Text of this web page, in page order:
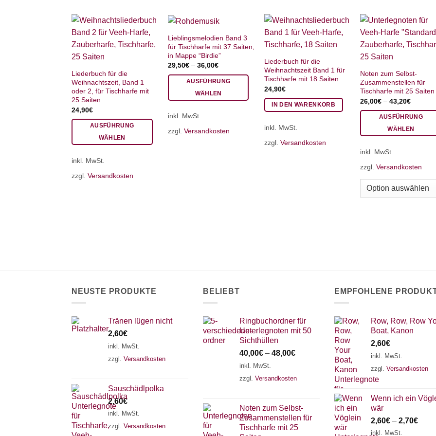
Liederbuch für die
Weihnachtszeit, Band 1
oder 2, für Tischharfe mit
25 Saiten
24,90€
AUSFÜHRUNG
WÄHLEN
Produkt
weist
werden
inkl. MwSt.
zzgl. Versandkosten
Lieblingsmelodien Band 3
für Tischharfe mit 37 Saiten,
in Mappe “Birdie”
29,50€– 36,00€
AUSFÜHRUNG
WÄHLEN
Produkt
weist
inkl. MwSt.
zzgl. Versandkosten
Liederbuch für die
Weihnachtszeit Band 1 für
Tischharfe mit 18 Saiten
24,90€
IN DEN WARENKORB
inkl. MwSt.
zzgl. Versandkosten
Noten zum Selbst-
Zusammenstellen für
Tischharfe mit 25 Saiten
26,00€ –43,20€
AUSFÜHRUNG
WÄHLEN
Produkt
weist
Varianten
auf.
werden
inkl. MwSt.
zzgl.Versandkosten
NEUSTE PRODUKTE
Tränen lügen nicht
2,60€
inkl. MwSt.
zzgl. Versandkosten
Sauschädlpolka
2,60€
inkl. MwSt.
zzgl. Versandkosten
BELIEBT
Ringbuchordner für
Unterlegnoten mit 50
Sichthüllen
40,00€ – 48,00€
inkl. MwSt.
zzgl. Versandkosten
Noten zum Selbst-
Zusammenstellen für
Tischharfe mit 25
EMPFOHLENE
Row, Row, Row
Boat, Kanon
2,60€
inkl. MwSt.
zzgl. Versandkosten
Wenn ich ein
wär
2,60€ – 2,70€
inkl. MwSt.